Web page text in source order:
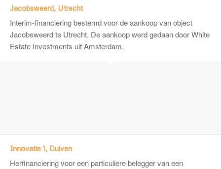
Jacobsweerd, Utrecht
Interim-financiering bestemd voor de aankoop van object
Jacobsweerd te Utrecht. De aankoop werd gedaan door White
Estate Investments uit Amsterdam.
Innovatie 1, Duiven
Herfinanciering voor een particuliere belegger van een